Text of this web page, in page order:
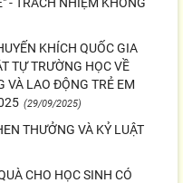
KHÍCH QUỐC GIA
TỰ TRƯỜNG HỌC VỀ
VÀ LAO ĐỘNG TRẺ EM
(29/09/2025)
THƯỞNG VÀ KỶ LUẬT
CHO HỌC SINH CÓ